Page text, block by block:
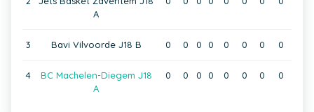
A
3 Bavi Vilvoorde J18 B 0 0 0 0 0 0 0 0
4
BC Machelen-Diegem J18
A
0 0 0 0 0 0 0 0